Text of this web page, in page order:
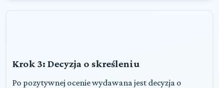
Krok 3: Decyzja o skreśleniu
Po pozytywnej ocenie wydawana jest decyzja o